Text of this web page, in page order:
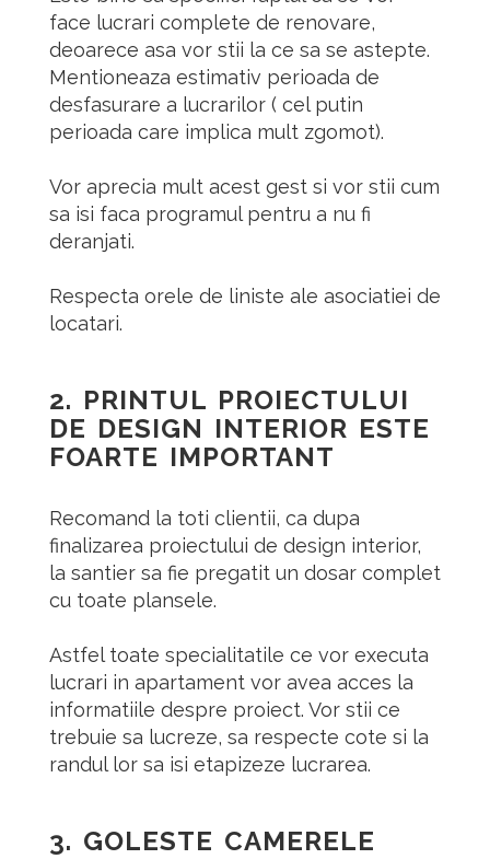
face lucrari complete de renovare,
deoarece asa vor stii la ce sa se astepte.
Mentioneaza estimativ perioada de
desfasurare a lucrarilor ( cel putin
perioada care implica mult zgomot).
Vor aprecia mult acest gest si vor stii cum
sa isi faca programul pentru a nu fi
deranjati.
Respecta orele de liniste ale asociatiei de
locatari.
2. PRINTUL PROIECTULUI
DE DESIGN INTERIOR ESTE
FOARTE IMPORTANT
Recomand la toti clientii, ca dupa
finalizarea proiectului de design interior,
la santier sa fie pregatit un dosar complet
cu toate plansele.
Astfel toate specialitatile ce vor executa
lucrari in apartament vor avea acces la
informatiile despre proiect. Vor stii ce
trebuie sa lucreze, sa respecte cote si la
randul lor sa isi etapizeze lucrarea.
3. GOLESTE CAMERELE